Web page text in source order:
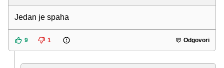
Jedan je spaha
9 1 Odgovori